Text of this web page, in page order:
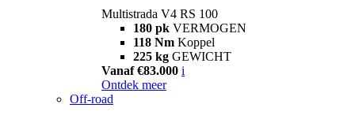
Multistrada V4 RS 100
180 pk VERMOGEN
118 Nm Koppel
225 kg GEWICHT
Vanaf €83.000 i
Ontdek meer
Off-road